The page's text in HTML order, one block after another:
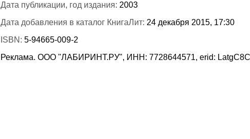
Дата публикации, год издания: 2003
Дата добавления в каталог КнигаЛит: 24 декабря 2015, 17:30
ISBN: 5-94665-009-2
Реклама. ООО "ЛАБИРИНТ.РУ", ИНН: 7728644571, erid: